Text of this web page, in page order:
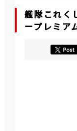
艦隊これ
ープレミア